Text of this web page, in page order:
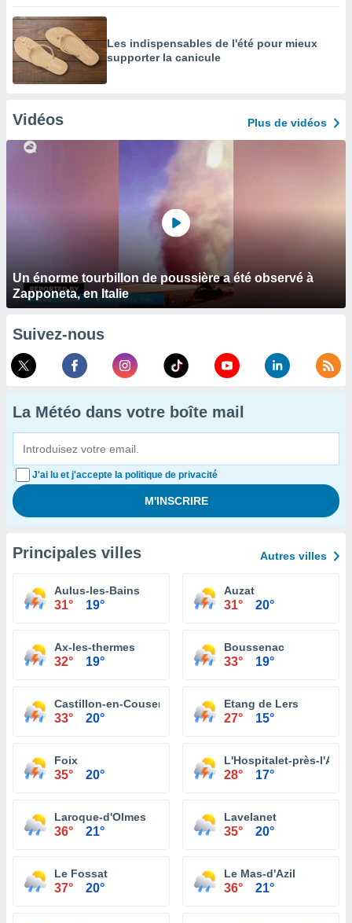
Les indispensables de l'été pour mieux
supporter la canicule
Vidéos Plus de vidéos
Un énorme tourbillon de poussière a été observé à
Zapponeta, en Italie
Suivez-nous
La Météo dans votre boîte mail
J'ai lu et j'accepte la politique de privacité
Principales villes Autres villes
Aulus-les-Bains
31° 19°
Auzat
31° 20°
Ax-les-thermes
32° 19°
Boussenac
33° 19°
Castillon-en-Couserans
33° 20°
Etang de Lers
27° 15°
Foix
35° 20°
L'Hospitalet-près-
28° 17°
Laroque-d'Olmes
36° 21°
Lavelanet
35° 20°
Le Fossat
37° 20°
Le Mas-d'Azil
36° 21°